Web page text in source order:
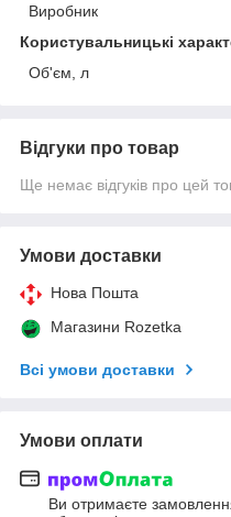
Виробник
Користувальницькі
Об'єм, л
Відгуки про товар
Ще немає відгуків про цей
Умови доставки
Нова Пошта
Магазини Rozetka
Всі умови доставки
Умови оплати
Ви отримаєте